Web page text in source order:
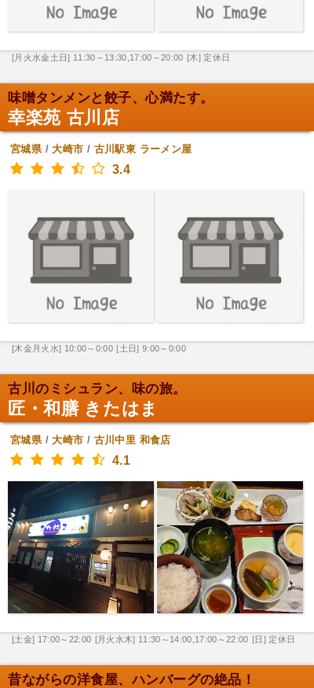
[月火水金土日] 11:30～13:30,17:00～20:00 [木] 定休日
味噌タンメンと餃子、心満たす。
幸楽苑 古川店
宮城県/大崎市 / 古川駅東 ラーメン屋
3.4
[木金月火水] 10:00～0:00 [土日] 9:00～0:00
古川のミシュラン、味の旅。
匠・和膳 きたはま
宮城県/大崎市 / 古川中里 和食店
4.1
[土金] 17:00～22:00 [月火水木] 11:30～14:00,17:00～22:00 [日] 定休日
昔ながらの洋食屋、ハンバーグの絶品！